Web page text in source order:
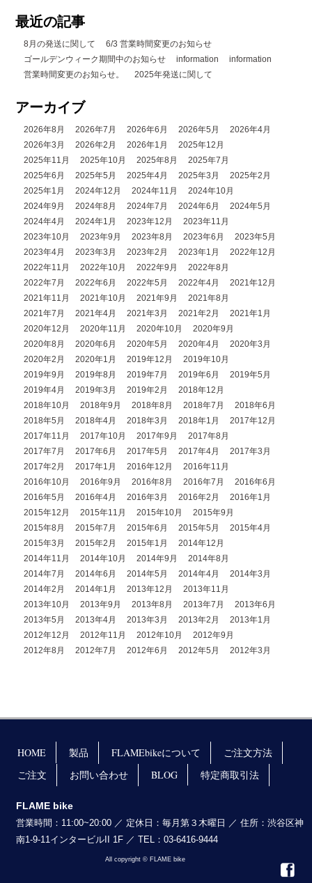
最近の記事
8月の発送に関して
6/3 営業時間変更のお知らせ
ゴールデンウィーク期間中のお知らせ
information
information
営業時間変更のお知らせ。
2025年発送に関して
アーカイブ
2026年8月 2026年7月 2026年6月 2026年5月
2026年4月
2026年3月
2026年2月 2026年1月
2025年12月
2025年11月
2025年10月 2025年8月
2025年7月
2025年6月
2025年5月 2025年4月 2025年3月
2025年2月
2025年1月
2024年12月 2024年11月
2024年10月
2024年9月
2024年8月 2024年7月 2024年6月
2024年5月
2024年4月
2024年1月 2023年12月
2023年11月
2023年10月
2023年9月 2023年8月 2023年6月
2023年5月
2023年4月
2023年3月 2023年2月 2023年1月
2022年12月
2022年11月
2022年10月 2022年9月
2022年8月
2022年7月
2022年6月 2022年5月 2022年4月
2021年12月
2021年11月
2021年10月 2021年9月
2021年8月
2021年7月
2021年4月 2021年3月 2021年2月
2021年1月
2020年12月
2020年11月 2020年10月
2020年9月
2020年8月
2020年6月 2020年5月 2020年4月
2020年3月
2020年2月
2020年1月 2019年12月
2019年10月
2019年9月
2019年8月 2019年7月 2019年6月
2019年5月
2019年4月
2019年3月 2019年2月
2018年12月
2018年10月
2018年9月 2018年8月 2018年7月
2018年6月
2018年5月
2018年4月 2018年3月 2018年1月
2017年12月
2017年11月
2017年10月 2017年9月
2017年8月
2017年7月
2017年6月 2017年5月 2017年4月
2017年3月
2017年2月
2017年1月 2016年12月
2016年11月
2016年10月
2016年9月 2016年8月 2016年7月
2016年6月
2016年5月
2016年4月 2016年3月 2016年2月
2016年1月
2015年12月
2015年11月 2015年10月
2015年9月
2015年8月
2015年7月 2015年6月 2015年5月
2015年4月
2015年3月
2015年2月 2015年1月
2014年12月
2014年11月
2014年10月 2014年9月
2014年8月
2014年7月
2014年6月 2014年5月 2014年4月
2014年3月
2014年2月
2014年1月 2013年12月
2013年11月
2013年10月
2013年9月 2013年8月 2013年7月
2013年6月
2013年5月
2013年4月 2013年3月 2013年2月
2013年1月
2012年12月
2012年11月 2012年10月
2012年9月
2012年8月
2012年7月 2012年6月 2012年5月 2012年3月
HOME 製品 FLAMEbikeについて
ご注文方法
ご注文
お問い合わせ BLOG 特定商取引法
FLAME bike
営業時間：11:00~20:00 ／ 定休日：毎月第３木曜日 ／ 住所：渋谷区神
南1-9-11インタービルII 1F ／ TEL：03-6416-9444
All copyright © FLAME bike